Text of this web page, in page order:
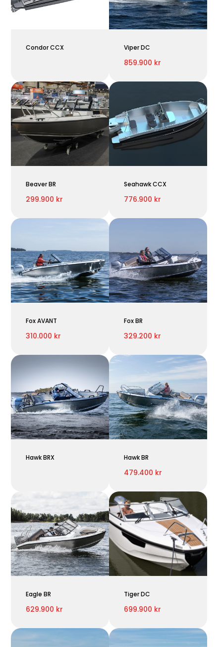
Condor CCX Viper DC
859.900 kr
Beaver BR
299.900 kr
Seahawk CCX
776.900 kr
Fox AVANT
310.000 kr
Fox BR
329.200 kr
Hawk BRX Hawk BR
479.400 kr
Eagle BR
629.900 kr
Tiger DC
699.900 kr